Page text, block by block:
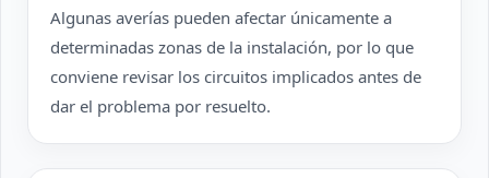
Algunas averías pueden afectar únicamente a
determinadas zonas de la instalación, por lo que
conviene revisar los circuitos implicados antes de
dar el problema por resuelto.